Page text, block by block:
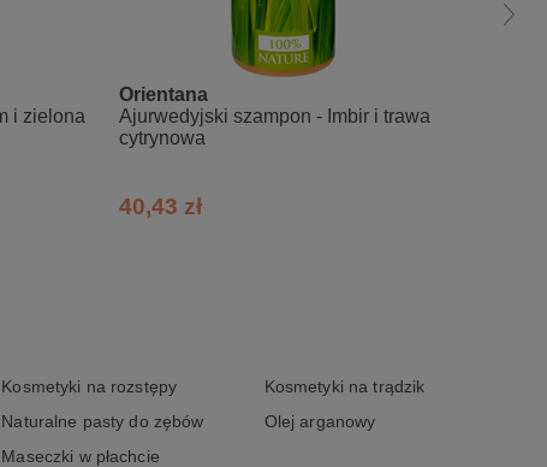
Citric Acid, Tetrasodium Glutamate
i zielona
Orientana
Ajurwedyjski szampon - Imbir i trawa
cytrynowa
40,43 zł
Kosmetyki na rozstępy
Kosmetyki na trądzik
Naturalne pasty do zębów
Olej arganowy
Maseczki w płachcie